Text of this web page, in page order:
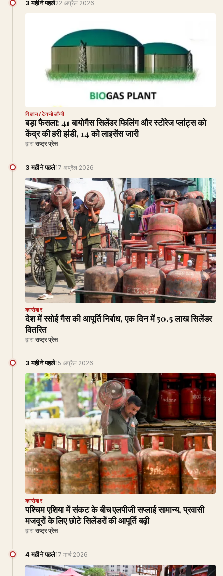
3 महीने पहले22 अप्रैल 2026
विज्ञान/टेक्नोलॉजी
बड़ा फैसला: 41 बायोगैस सिलेंडर फिलिंग और स्टोरेज प्लांट्स को
केंद्र की हरी झंडी, 14 को लाइसेंस जारी
द्वारा राष्ट्र प्रेस
3 महीने पहले17 अप्रैल 2026
कारोबार
देश में रसोई गैस की आपूर्ति निर्बाध, एक दिन में 50.5 लाख सिलेंडर
वितरित
द्वारा राष्ट्र प्रेस
3 महीने पहले15 अप्रैल 2026
कारोबार
पश्चिम एशिया में संकट के बीच एलपीजी सप्लाई सामान्य, प्रवासी
मजदूरों के लिए छोटे सिलेंडरों की आपूर्ति बढ़ी
द्वारा राष्ट्र प्रेस
4 महीने पहले17 मार्च 2026